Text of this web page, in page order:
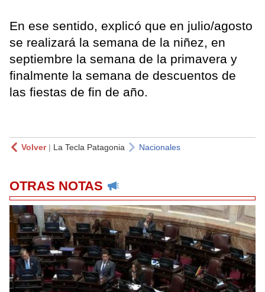
En ese sentido, explicó que en julio/agosto
se realizará la semana de la niñez, en
septiembre la semana de la primavera y
finalmente la semana de descuentos de
las fiestas de fin de año.
Volver| La Tecla Patagonia Nacionales
OTRAS NOTAS